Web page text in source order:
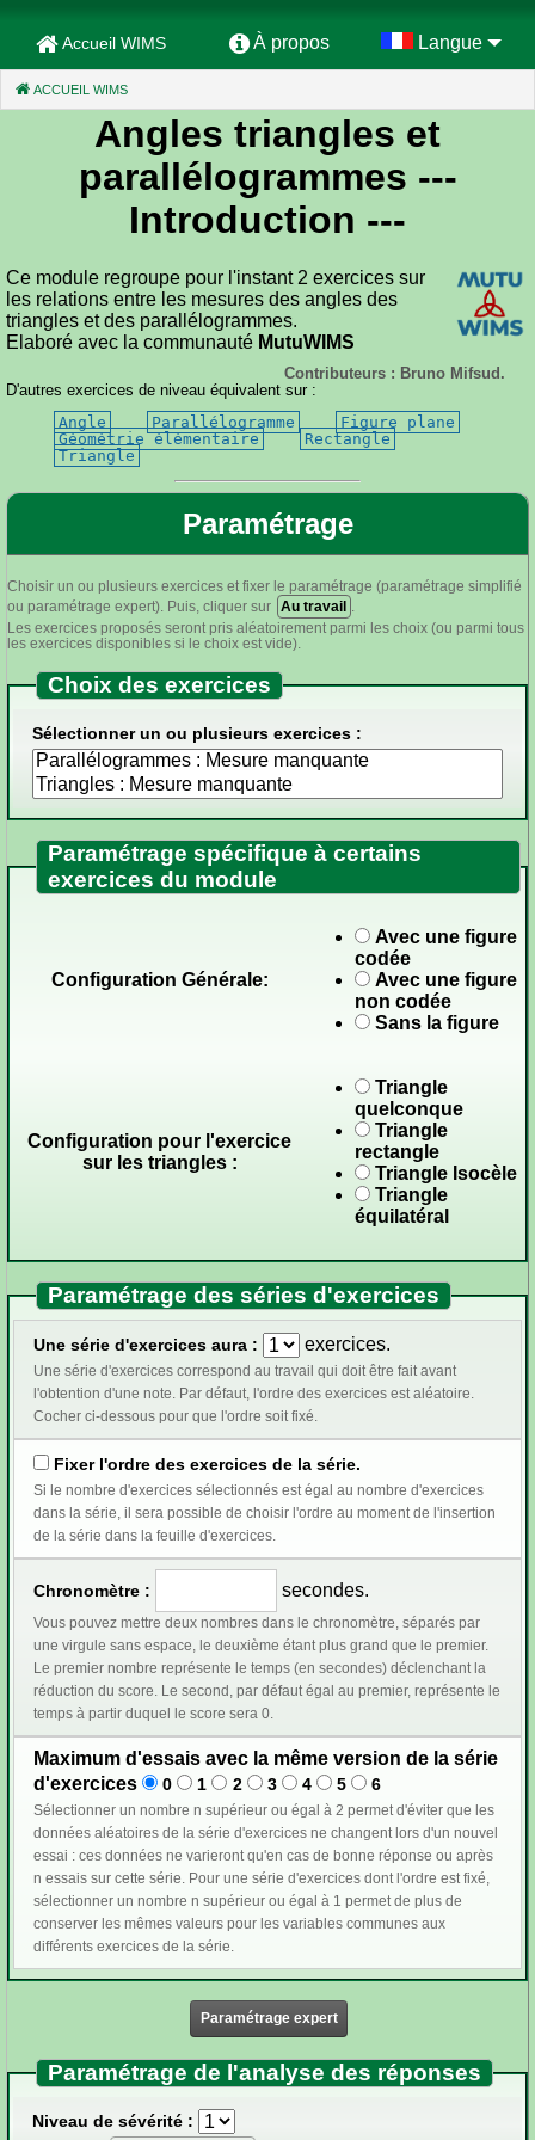
Accueil WIMS À propos Langue
ACCUEIL WIMS
Angles triangles et
parallélogrammes ---
Introduction ---
Ce module regroupe pour l'instant 2 exercices sur
les relations entre les mesures des angles des
triangles et des parallélogrammes.
Elaboré avec la communauté MutuWIMS
Contributeurs : Bruno Mifsud.
D'autres exercices de niveau équivalent sur :
Angle
Parallélogramme
Figure plane
Géométrie élémentaire
Rectangle
Triangle
Paramétrage
Choisir un ou plusieurs exercices et fixer le paramétrage (paramétrage simplifié
ou paramétrage expert). Puis, cliquer sur Au travail
Les exercices proposés seront pris aléatoirement parmi les choix (ou parmi tous
les exercices disponibles si le choix est vide).
Choix des exercices
Sélectionner un ou plusieurs exercices :
Paramétrage spécifique à certains
exercices du module
Configuration Générale:
Avec une figure
codée
Avec une figure
non codée
Sans la figure
Configuration pour l'exercice
sur les triangles :
Triangle
quelconque
Triangle
rectangle
Triangle Isocèle
Triangle
équilatéral
Paramétrage des séries d'exercices
Une série d'exercices aura : exercices.
Une série d'exercices correspond au travail qui doit être fait avant
l'obtention d'une note. Par défaut, l'ordre des exercices est aléatoire.
Cocher ci-dessous pour que l'ordre soit fixé.
Fixer l'ordre des exercices de la série.
Si le nombre d'exercices sélectionnés est égal au nombre d'exercices
dans la série, il sera possible de choisir l'ordre au moment de l'insertion
de la série dans la feuille d'exercices.
Chronomètre : secondes.
Vous pouvez mettre deux nombres dans le chronomètre, séparés par
une virgule sans espace, le deuxième étant plus grand que le premier.
Le premier nombre représente le temps (en secondes) déclenchant la
réduction du score. Le second, par défaut égal au premier, représente le
temps à partir duquel le score sera 0.
Maximum d'essais avec la même version de la série
d'exercices
0 1 2 3 4 5 6
Sélectionner un nombre n supérieur ou égal à 2 permet d'éviter que les
données aléatoires de la série d'exercices ne changent lors d'un nouvel
essai : ces données ne varieront qu'en cas de bonne réponse ou après
n essais sur cette série. Pour une série d'exercices dont l'ordre est fixé,
sélectionner un nombre n supérieur ou égal à 1 permet de plus de
conserver les mêmes valeurs pour les variables communes aux
différents exercices de la série.
Paramétrage expert
Paramétrage de l'analyse des réponses
Niveau de sévérité :